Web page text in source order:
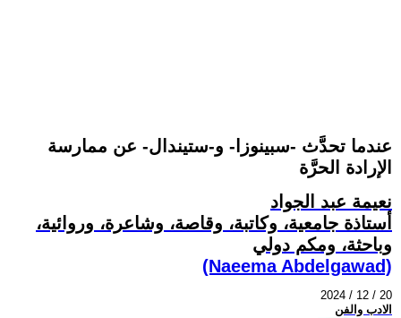
عندما تحدَّث -سبينوزا- و-ستيندال- عن ممارسة
الإرادة الحرَّة
نعيمة عبد الجواد
أستاذة جامعية، وكاتبة، وقاصة، وشاعرة، وروائية،
وباحثة، ومكم دولي
(Naeema Abdelgawad)
2024 / 12 / 20
الادب والفن